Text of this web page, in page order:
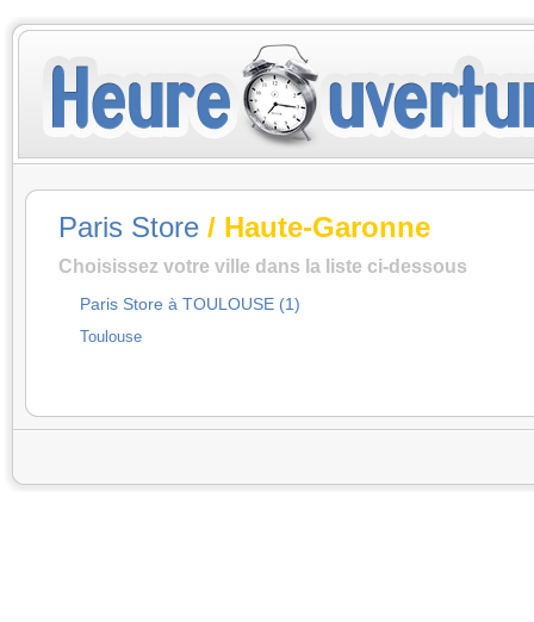
Paris Store / Haute-Garonne
Choisissez votre ville dans la liste ci-dessous
Paris Store à TOULOUSE (1)
Toulouse